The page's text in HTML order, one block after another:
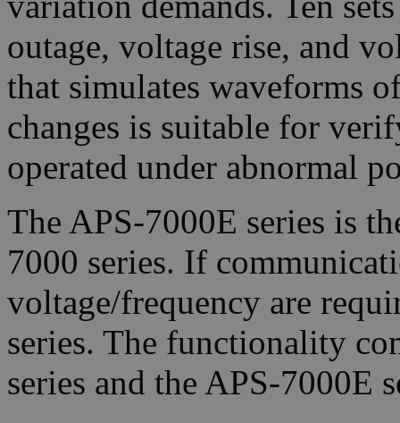
outage, voltage rise, and
that simulates waveforms
changes is suitable for
operated under abnormal
The APS-7000E series is
7000 series. If
voltage/frequency are
series. The functionality
series and the APS-7000E